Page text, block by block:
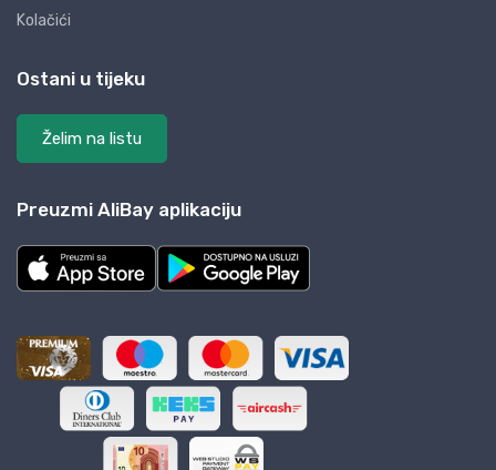
Kolačići
Ostani u tijeku
Želim na listu
Preuzmi AliBay aplikaciju